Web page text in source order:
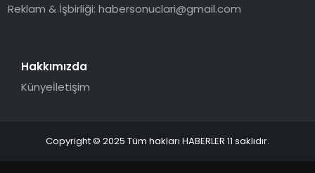
Reklam & İşbirliği:habersonuclari@gmail.com
Hakkımızda
Künyeİletişim
Copyright © 2025 Tüm hakları HABERLER 11 saklıdır.